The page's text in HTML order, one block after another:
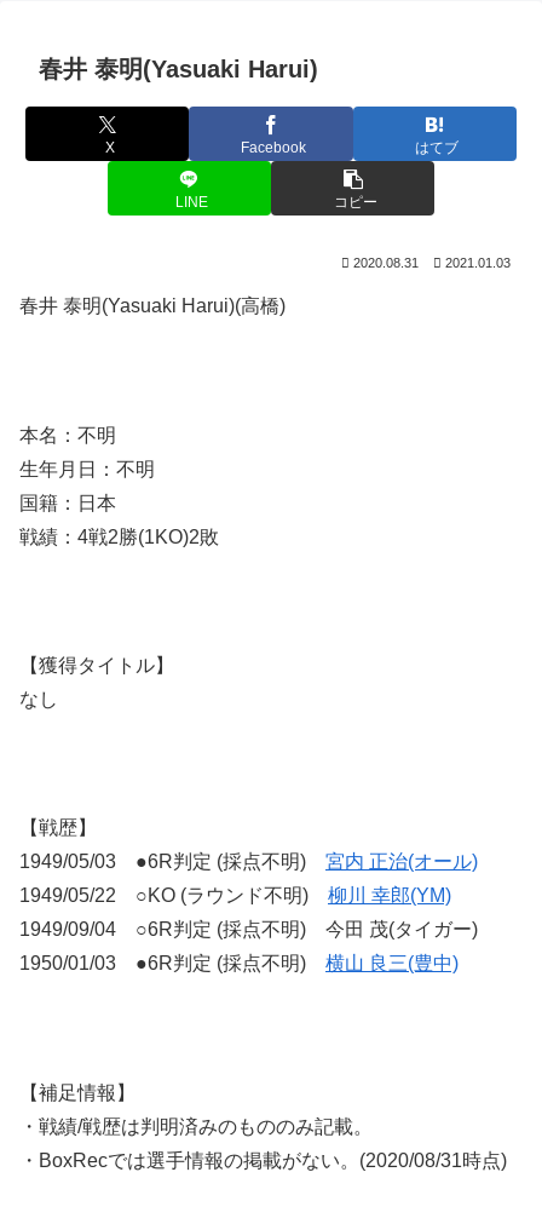
春井 泰明(Yasuaki Harui)
X Facebook はてブ
LINE コピー
2020.08.31 2021.01.03
春井 泰明(Yasuaki Harui)(高橋)
本名：不明
生年月日：不明
国籍：日本
戦績：4戦2勝(1KO)2敗
【獲得タイトル】
なし
【戦歴】
1949/05/03 ●6R判定 (採点不明) 宮内 正治(オール)
1949/05/22 ○KO (ラウンド不明) 柳川 幸郎(YM)
1949/09/04 ○6R判定 (採点不明) 今田 茂(タイガー)
1950/01/03 ●6R判定 (採点不明) 横山 良三(豊中)
【補足情報】
・戦績/戦歴は判明済みのもののみ記載。
・BoxRecでは選手情報の掲載がない。(2020/08/31時点)